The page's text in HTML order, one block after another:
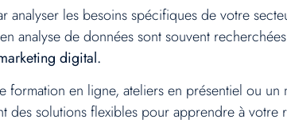
analyser les besoins spécifiques de votre
analyse de données sont souvent
digital.
formation en ligne, ateliers en présentiel ou
des solutions flexibles pour apprendre à votre